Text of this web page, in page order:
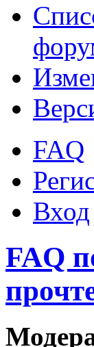
FAQ
Вход
FAQ